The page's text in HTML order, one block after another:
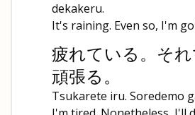
dekakeru.
It's raining. Even so, I'm
疲れている。そ
頑張る。
Tsukarete iru. Soredemo